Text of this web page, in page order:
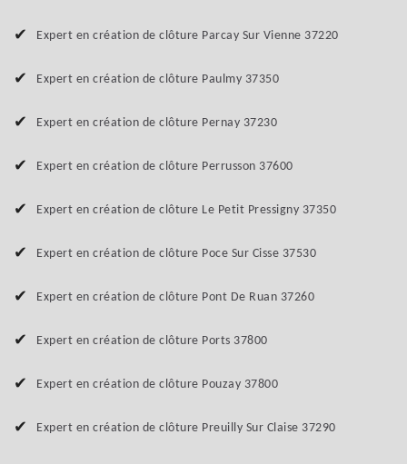
Expert en création de clôture Parcay Sur Vienne 37220
Expert en création de clôture Paulmy 37350
Expert en création de clôture Pernay 37230
Expert en création de clôture Perrusson 37600
Expert en création de clôture Le Petit Pressigny 37350
Expert en création de clôture Poce Sur Cisse 37530
Expert en création de clôture Pont De Ruan 37260
Expert en création de clôture Ports 37800
Expert en création de clôture Pouzay 37800
Expert en création de clôture Preuilly Sur Claise 37290